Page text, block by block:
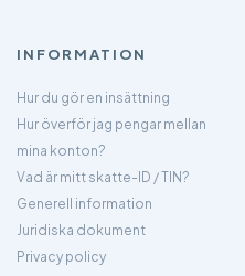
INFORMATION
Hur du gör en insättning
Hur överför jag pengar mellan
mina konton?
Vad är mitt skatte-ID / TIN?
Generell information
Juridiska dokument
Privacy policy